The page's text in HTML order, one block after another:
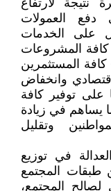
نتيجة لارتفاع
دفع العمولات
على الخدمات
كافة المشروعات
كافة المستثمرين
وانخفاض
على توفير كافة
يساهم في زيادة
وتقليل
في توزيع
طبقات المجتمع
المجتمع،